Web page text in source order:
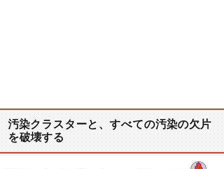
汚染クラスターと、すべての汚染の欠片
を破壊する